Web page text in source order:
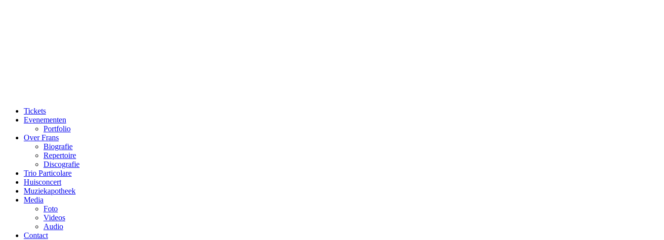
Tickets
Evenementen
Portfolio
Over Frans
Biografie
Repertoire
Discografie
Trio Particolare
Huisconcert
Muziekapotheek
Media
Foto
Videos
Audio
Contact